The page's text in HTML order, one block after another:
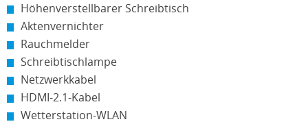
Höhenverstellbarer Schreibtisch
Aktenvernichter
Rauchmelder
Schreibtischlampe
Netzwerkkabel
HDMI-2.1-Kabel
Wetterstation-WLAN